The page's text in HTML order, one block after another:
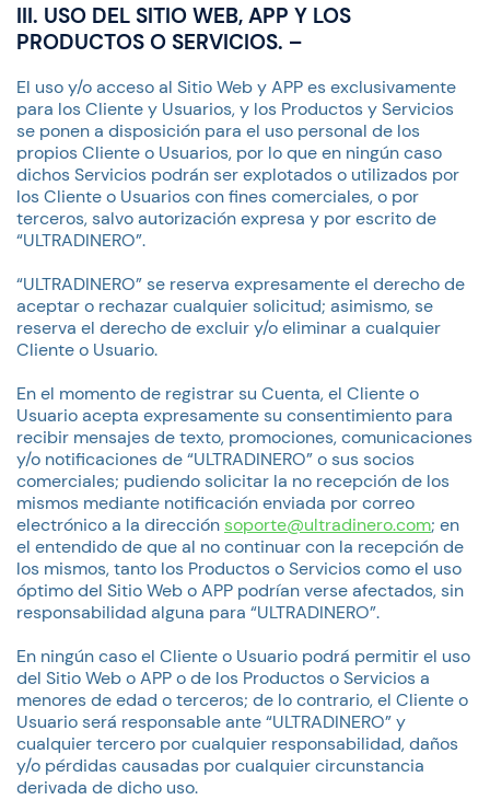
III. USO DEL SITIO WEB, APP Y LOS
PRODUCTOS O SERVICIOS. –
El uso y/o acceso al Sitio Web y APP es exclusivamente
para los Cliente y Usuarios, y los Productos y Servicios
se ponen a disposición para el uso personal de los
propios Cliente o Usuarios, por lo que en ningún caso
dichos Servicios podrán ser explotados o utilizados por
los Cliente o Usuarios con fines comerciales, o por
terceros, salvo autorización expresa y por escrito de
“ULTRADINERO”.
“ULTRADINERO” se reserva expresamente el derecho de
aceptar o rechazar cualquier solicitud; asimismo, se
reserva el derecho de excluir y/o eliminar a cualquier
Cliente o Usuario.
En el momento de registrar su Cuenta, el Cliente o
Usuario acepta expresamente su consentimiento para
recibir mensajes de texto, promociones, comunicaciones
y/o notificaciones de “ULTRADINERO” o sus socios
comerciales; pudiendo solicitar la no recepción de los
mismos mediante notificación enviada por correo
electrónico a la direcciónsoporte@ultradinero.com; en
el entendido de que al no continuar con la recepción de
los mismos, tanto los Productos o Servicios como el uso
óptimo del Sitio Web o APP podrían verse afectados, sin
responsabilidad alguna para “ULTRADINERO”.
En ningún caso el Cliente o Usuario podrá permitir el uso
del Sitio Web o APP o de los Productos o Servicios a
menores de edad o terceros; de lo contrario, el Cliente o
Usuario será responsable ante “ULTRADINERO” y
cualquier tercero por cualquier responsabilidad, daños
y/o pérdidas causadas por cualquier circunstancia
derivada de dicho uso.